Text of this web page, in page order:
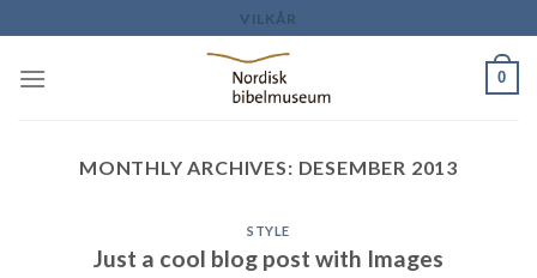
to
content
VILKÅR
0
MONTHLY ARCHIVES: DESEMBER 2013
STYLE
Just a cool blog post with Images